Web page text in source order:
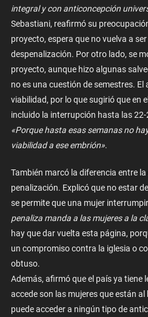
integral y con anticoncepción
Sebastiani, reafirmó su
proyecto, espera que no vuelva a
despenalización. Por otro lado, se
proyecto, aunque hizo algunas
no es una cuestión de semestres.
viabilidad, por lo que sugirió que en
incluido la interrupción hasta las
«Porque hasta esas semanas no
viabilidad a ese embrión».
También marcó la diferencia entre
penalización. Explicó que no estar
se permite que una mujer
penaliza manda a las mujeres a la
hay que dar vuelta esta página,
un compromiso contra la iglesia o
obtuso.
Además, afirmó que el país ya tiene
accede son las mujeres que están
puede acceder a ningún tipo de